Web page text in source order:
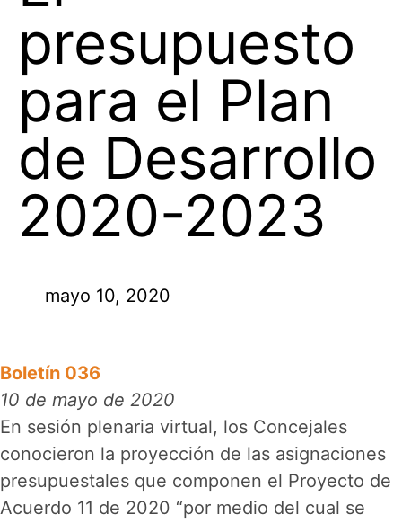
presupuesto
para el Plan
de Desarrollo
2020-2023
mayo 10, 2020
Boletín 036
10 de mayo de 2020
En sesión plenaria virtual, los Concejales
conocieron la proyección de las asignaciones
presupuestales que componen el Proyecto de
Acuerdo 11 de 2020 “por medio del cual se